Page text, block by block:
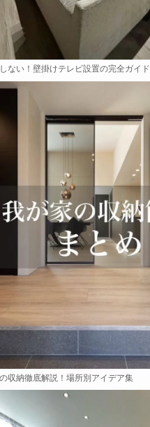
ない！壁掛けテレビ設置の完全ガイド
収納徹底解説！場所別アイデア集